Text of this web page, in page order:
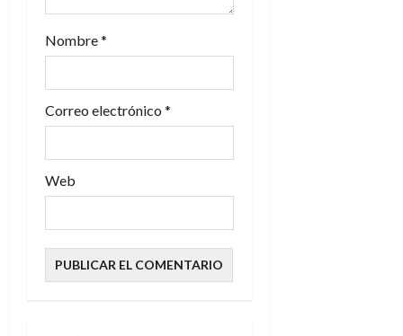
a
d
a
Nombre*
Correo electrónico *
Web